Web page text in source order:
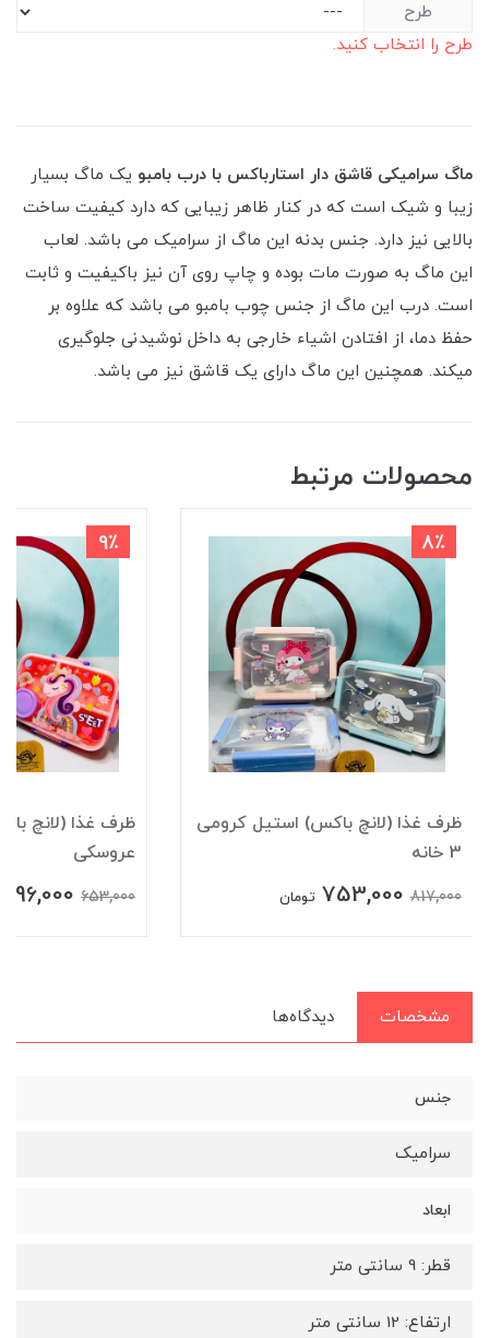
طرح
طرح را انتخاب کنید.
ماگ سرامیکی قاشق دار استارباکس با درب بامبو یک ماگ بسیار
زیبا و شیک است که در کنار ظاهر زیبایی که دارد کیفیت ساخت
بالایی نیز دارد. جنس بدنه این ماگ از سرامیک می باشد. لعاب
این ماگ به صورت مات بوده و چاپ روی آن نیز باکیفیت و ثابت
است. درب این ماگ از جنس چوب بامبو می باشد که علاوه بر
حفظ دما، از افتادن اشیاء خارجی به داخل نوشیدنی جلوگیری
میکند. همچنین این ماگ دارای یک قاشق نیز می باشد.
محصولات مرتبط
8٪
ظرف غذا (لانچ باکس) استیل کرومی
3 خانه
817,000
753,000 تومان
9٪
ظرف غذا (لانچ
عروسکی
653,000
596,000
مشخصات دیدگاه‌ها
جنس
سرامیک
ابعاد
قطر: 9 سانتی متر
ارتفاع: 12 سانتی متر